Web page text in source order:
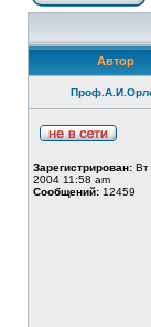
Автор
Зарегистрирован: Вт
2004 11:58 am
Сообщений: 12459